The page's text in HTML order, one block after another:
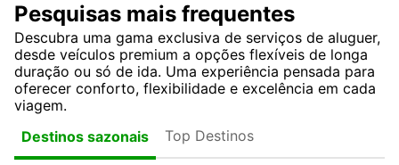
Pesquisas mais frequentes
Descubra uma gama exclusiva de serviços de aluguer,
desde veículos premium a opções flexíveis de longa
duração ou só de ida. Uma experiência pensada para
oferecer conforto, flexibilidade e excelência em cada
viagem.
Destinos sazonais
Top Destinos